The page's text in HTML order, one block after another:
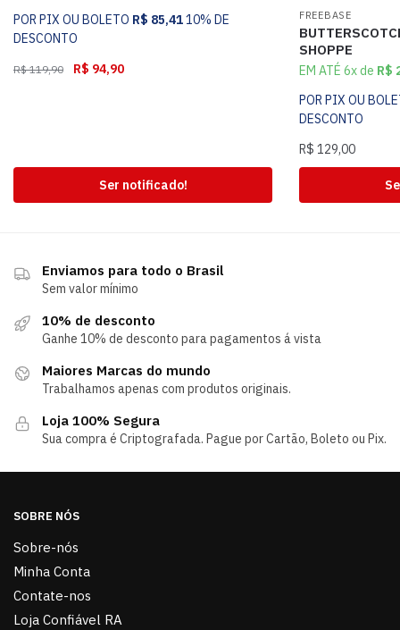
POR PIX OU BOLETO R$ 85,4110% DE
DESCONTO
R$119,90 R$ 94,90
Ser notificado!
FREEBASE
SHOPPE
EM ATÉ 6x de R$
POR PIX OU
DESCONTO
R$ 129,00
Enviamos para todo o Brasil
Sem valor mínimo
10% de desconto
Ganhe 10% de desconto para pagamentos á vista
Maiores Marcas do mundo
Trabalhamos apenas com produtos originais.
Loja 100% Segura
Sua compra é Criptografada. Pague por Cartão, Boleto ou Pix.
SOBRE NÓS
Sobre-nós
Minha Conta
Contate-nos
Loja Confiável RA